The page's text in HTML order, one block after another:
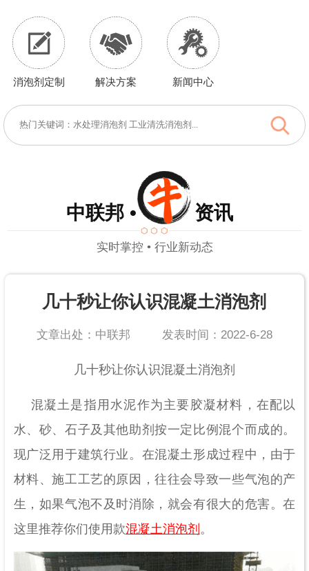
消泡剂定制 解决方案 新闻中心
中联邦 • 资讯
实时掌控 • 行业新动态
几十秒让你认识混凝土消泡剂
文章出处：中联邦 发表时间：2022-6-28
几十秒让你认识混凝土消泡剂
混凝土是指用水泥作为主要胶凝材料，在配以
水、砂、石子及其他助剂按一定比例混个而成的。
现广泛用于建筑行业。在混凝土形成过程中，由于
材料、施工工艺的原因，往往会导致一些气泡的产
生，如果气泡不及时消除，就会有很大的危害。在
这里推荐你们使用款混凝土消泡剂 。